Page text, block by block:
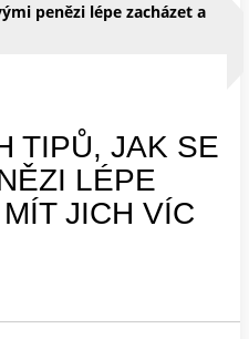
penězi lépe zacházet a
TIPŮ, JAK SE
LÉPE
JICH VÍC